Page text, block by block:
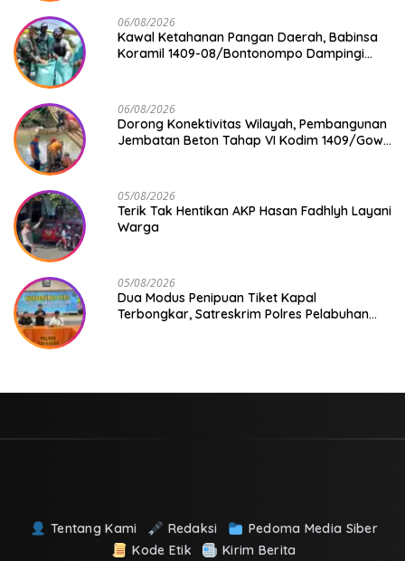
06/08/2026
Kawal Ketahanan Pangan Daerah, Babinsa
Koramil 1409-08/Bontonompo Dampingi
06/08/2026
Dorong Konektivitas Wilayah, Pembangunan
Jembatan Beton Tahap VI Kodim 1409/Gowa
05/08/2026
Terik Tak Hentikan AKP Hasan Fadhlyh Layani
Warga
05/08/2026
Dua Modus Penipuan Tiket Kapal
Terbongkar, Satreskrim Polres Pelabuhan
Tentang Kami Redaksi
Pedoma Media Siber
Kode Etik
Kirim Berita